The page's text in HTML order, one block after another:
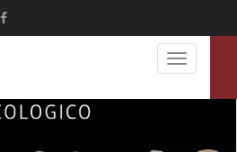
Toggle
navigation